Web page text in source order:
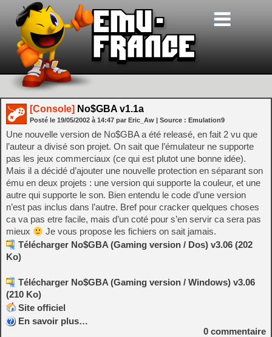
[Console] No$GBA v1.1a
Posté le 19/05/2002 à 14:47 par Eric_Aw | Source : Emulation9
Une nouvelle version de No$GBA a été releasé, en fait 2 vu que
l’auteur a divisé son projet. On sait que l’émulateur ne supporte
pas les jeux commerciaux (ce qui est plutot une bonne idée).
Mais il a décidé d’ajouter une nouvelle protection en séparant son
ému en deux projets : une version qui supporte la couleur, et une
autre qui supporte le son. Bien entendu le code d’une version
n’est pas inclus dans l’autre. Bref pour cracker quelques choses
ca va pas etre facile, mais d’un coté pour s’en servir ca sera pas
mieux
Je vous propose les fichiers on sait jamais.
Télécharger No$GBA (Gaming version / Dos) v3.06 (202
Ko)
Télécharger No$GBA (Gaming version / Windows) v3.06
(210 Ko)
Site officiel
En savoir plus…
0 commentaire